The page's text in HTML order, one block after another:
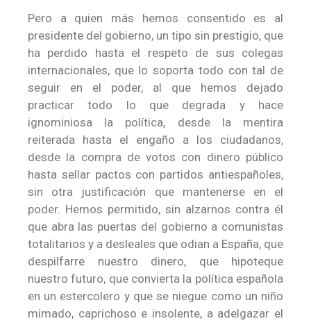
Pero a quien más hemos consentido es al
presidente del gobierno, un tipo sin prestigio, que
ha perdido hasta el respeto de sus colegas
internacionales, que lo soporta todo con tal de
seguir en el poder, al que hemos dejado
practicar todo lo que degrada y hace
ignominiosa la política, desde la mentira
reiterada hasta el engaño a los ciudadanos,
desde la compra de votos con dinero público
hasta sellar pactos con partidos antiespañoles,
sin otra justificación que mantenerse en el
poder. Hemos permitido, sin alzarnos contra él
que abra las puertas del gobierno a comunistas
totalitarios y a desleales que odian a España, que
despilfarre nuestro dinero, que hipoteque
nuestro futuro, que convierta la política española
en un estercolero y que se niegue como un niño
mimado, caprichoso e insolente, a adelgazar el